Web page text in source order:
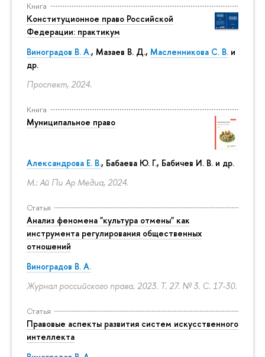
Книга
Конституционное право Российской
Федерации: практикум
Виноградов В. А., Мазаев В. Д., Масленникова С. В. и
др.
Проспект, 2024.
Книга
Муниципальное право
Александрова Е. В., Бабаева Ю. Г., Бабичев И. В. и др.
М.: Ай Пи Ар Медиа, 2024.
Статья
Анализ феномена "культура отмены" как
инструмента регулирования общественных
отношений
Виноградов В. А.
Журнал российского права. 2023. Т. 27. № 3. С. 17-30.
Статья
Правовые аспекты развития систем искусственного
интеллекта